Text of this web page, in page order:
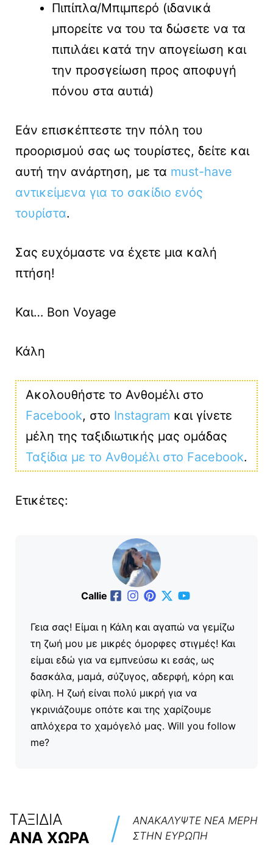
Πιπίπλα/Μπιμπερό (ιδανικά
μπορείτε να του τα δώσετε να τα
πιπιλάει κατά την απογείωση και
την προσγείωση προς αποφυγή
πόνου στα αυτιά)
Εάν επισκέπτεστε την πόλη του
προορισμού σας ως τουρίστες, δείτε και
αυτή την ανάρτηση, με τα must-have
αντικείμενα για το σακίδιο ενός
τουρίστα.
Σας ευχόμαστε να έχετε μια καλή
πτήση!
Και… Bon Voyage
Κάλη
Ακολουθήστε το Ανθομέλι στο
Facebook, στο Instagram και γίνετε
μέλη της ταξιδιωτικής μας ομάδας
Ταξίδια με το Ανθομέλι στο Facebook.
Ετικέτες:
Callie
Γεια σας! Είμαι η Κάλη και αγαπώ να γεμίζω
τη ζωή μου με μικρές όμορφες στιγμές! Και
είμαι εδώ για να εμπνεύσω κι εσάς, ως
δασκάλα, μαμά, σύζυγος, αδερφή, κόρη και
φίλη. Η ζωή είναι πολύ μικρή για να
γκρινιάζουμε οπότε και της χαρίζουμε
απλόχερα το χαμόγελό μας. Will you follow
me?
ΤΑΞΙΔΙΑ
ΑΝΑ ΧΩΡΑ
/
ΑΝΑΚΑΛΥΨΤΕ ΝΕΑ ΜΕΡΗ
ΣΤΗΝ ΕΥΡΩΠΗ